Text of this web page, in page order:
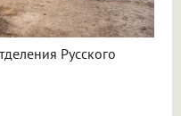
Русского